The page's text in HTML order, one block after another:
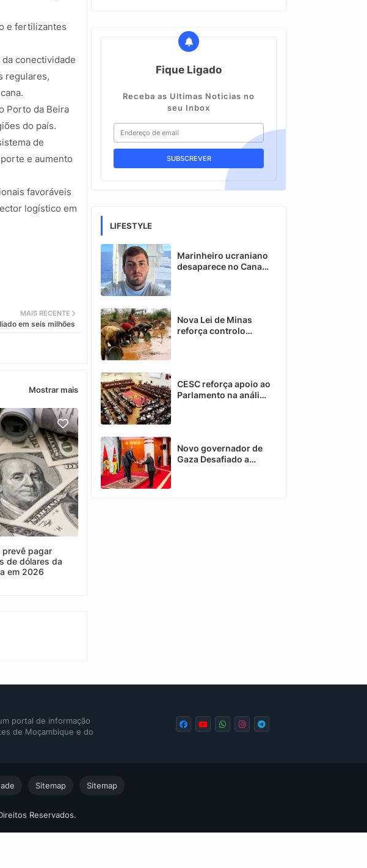
e fertilizantes
conectividade
regulares,
Porto da Beira
do país.
de
e aumento
favoráveis
logístico em
MAIS RECENTE
em seis milhões
Mostrar mais
prevê pagar
de dólares da
em 2026
Fique Ligado
Receba as Ultimas Noticias no
seu Inbox
LIFESTYLE
Marinheiro ucraniano
desaparece no Canal
Nova Lei de Minas
reforça controlo
CESC reforça apoio ao
Parlamento na análise
Novo governador de
Gaza Desafiado a
portal de informação
de Moçambique e do
Reservados.
Sitemap Sitemap